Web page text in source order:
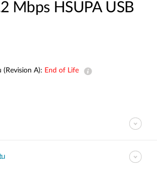
Mbps HSUPA USB
A): End of Life